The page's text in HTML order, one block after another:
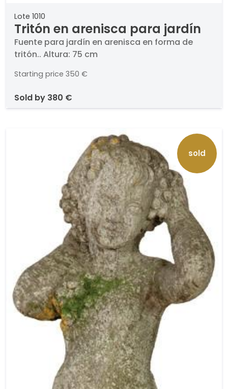
Lote 1010
Tritón en arenisca para jardín
Fuente para jardín en arenisca en forma de
tritón.. Altura: 75 cm
Starting price 350 €
sold by 380 €
sold